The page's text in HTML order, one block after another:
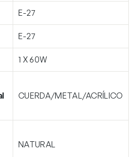
E-27
E-27
1 X 60W
CUERDA/METAL/ACRÍLICO
NATURAL